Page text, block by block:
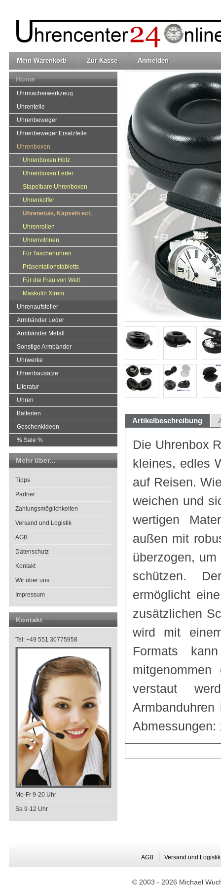
Mein Warenkorb Zur Kasse Anmelden
Artikelbeschreibung
Die Uhrenbox
kleines, edles
auf Reisen.
weichen und
wertigen
außen mit
überzogen,
schützen.
ermöglicht
zusätzlichen
wird mit
Formats
verstaut
Abmessungen:
Home
Uhrmacherwerkzeug
Uhrenteile
Uhrenbeweger
Uhrenbeweger Ersatzteile
Uhrenboxen
Uhrenboxen Holz
Uhrenboxen Leder
Stapelbare Uhrenboxen
Uhrenkoffer
Uhrenetuis, Kapseln ect.
Uhrenrollen
Uhrenvitrinen
Für Taschenuhren
Präsentationstabletts
Für die Frau von Welt
Maskulin Xtrem
Uhrenaufsteller
Armbänder Leder
Armbänder Metall
Sonstige Armbänder
Uhrwerke
Uhrenbausätze
Literatur
Uhren
Batterien
Geschenkideen
% Sale %
Mehr über...
Tipps
Partner
Zahlungsmöglichkeiten
Versand und Logistik
AGB
Datenschutz
Kontakt
Wir über uns
Impressum
Kontakt
Tel: +49 551 30775958
Mo-Fr 9-20 Uhr
Sa 9-12 Uhr
AGB Versand und Logistik
© 2003 - 2026 Michael